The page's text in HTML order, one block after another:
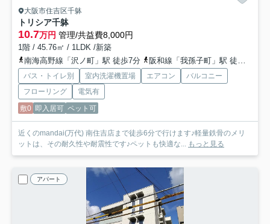
大阪市住吉区千躰
トリシア千躰
10.7万円 管理/共益費8,000円
1階 / 45.76㎡ / 1LDK /新築
南海高野線「沢ノ町」駅 徒歩7分
阪和線「我孫子町」駅 徒歩17分
バス・トイレ別 室内洗濯機置場 エアコン
バルコニー
フローリング
電気有
敷0 即入居可 ペット可
近くのmandai(万代) 南住吉店まで徒歩6分で行けます♪軽量鉄骨のメリ
ットは、その耐久性や耐震性です♪ペットも快適な... もっと見る
アパート